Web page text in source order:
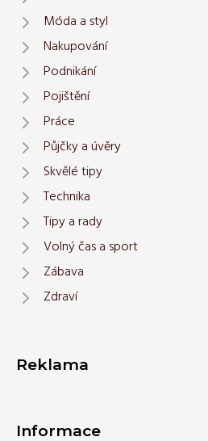
Móda a styl
Nakupování
Podnikání
Pojištění
Práce
Půjčky a úvěry
Skvělé tipy
Technika
Tipy a rady
Volný čas a sport
Zábava
Zdraví
Reklama
Informace